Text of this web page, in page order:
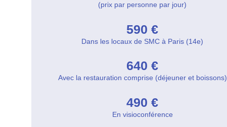
(prix par personne par jour)
590 €
Dans les locaux de SMC à Paris (14e)
640 €
Avec la restauration comprise (déjeuner et boissons)
490 €
En visioconférence